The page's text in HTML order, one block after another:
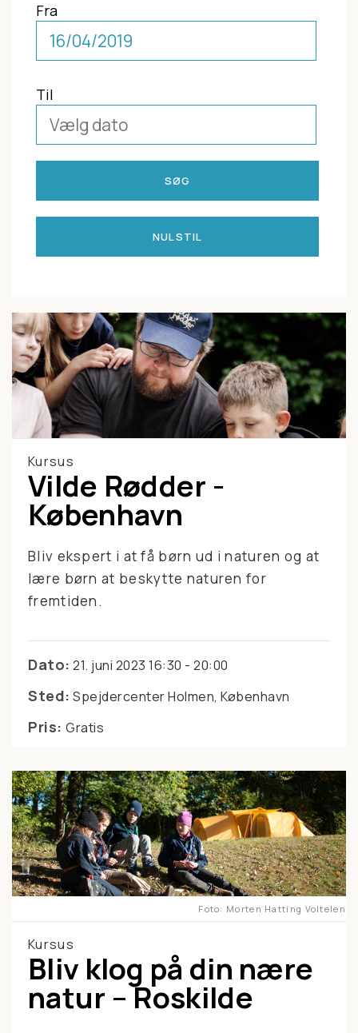
Fra
Til
Kursus
Vilde Rødder -
København
Bliv ekspert i at få børn ud i naturen og at
lære børn at beskytte naturen for
fremtiden.
Dato: 21. juni 2023 16:30 - 20:00
Sted: Spejdercenter Holmen, København
Pris: Gratis
Foto Morten Hatting Voltelen
Kursus
Bliv klog på din nære
natur – Roskilde